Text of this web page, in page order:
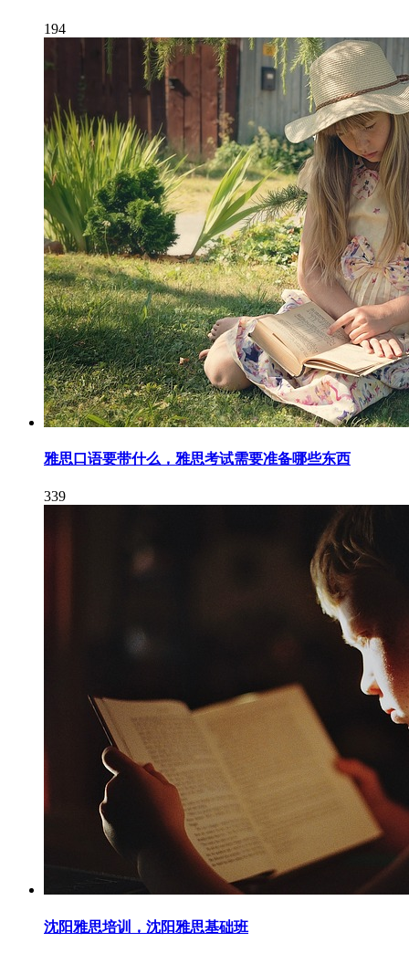
194
雅思口语要带什么，雅思考试需要准备哪些东西
339
沈阳雅思培训，沈阳雅思基础班